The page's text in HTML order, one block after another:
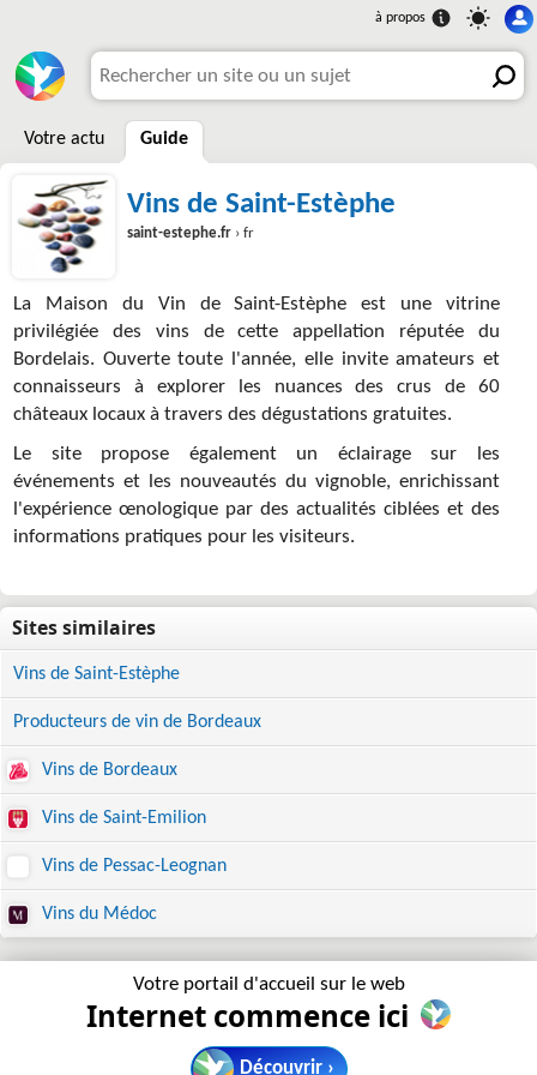
Votre actu Guide
Vins de Saint-Estèphe
saint-estephe.fr › fr
La Maison du Vin de Saint-Estèphe est une vitrine
privilégiée des vins de cette appellation réputée du
Bordelais. Ouverte toute l'année, elle invite amateurs et
connaisseurs à explorer les nuances des crus de 60
châteaux locaux à travers des dégustations gratuites.
Le site propose également un éclairage sur les
événements et les nouveautés du vignoble, enrichissant
l'expérience œnologique par des actualités ciblées et des
informations pratiques pour les visiteurs.
Vins de Saint-Estèphe
Producteurs de vin de Bordeaux
Vins de Bordeaux
Vins de Saint-Emilion
Vins de Pessac-Leognan
Vins du Médoc
Votre portail d'accueil sur le web
Internet commence ici
Découvrir ›